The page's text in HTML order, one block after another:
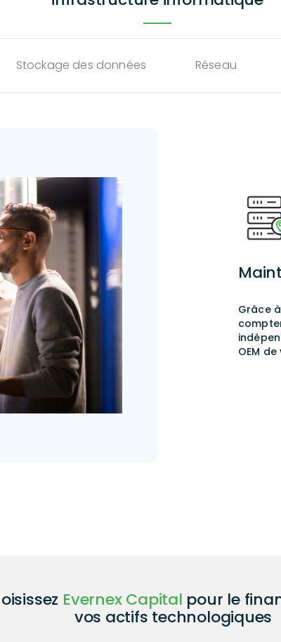
Stockage des données Réseau
Grâce
OEM
Evernex Capital pour le
vos actifs technologiques